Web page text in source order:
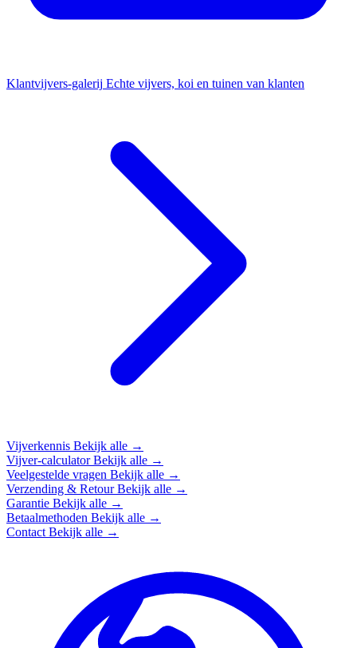
Klantvijvers-galerij Echte vijvers, koi en tuinen van klanten
Vijverkennis Bekijk alle →
Vijver-calculatorBekijk alle →
Veelgestelde vragen Bekijk alle →
Verzending & RetourBekijk alle →
Garantie Bekijk alle →
Betaalmethoden Bekijk alle →
Contact Bekijk alle →